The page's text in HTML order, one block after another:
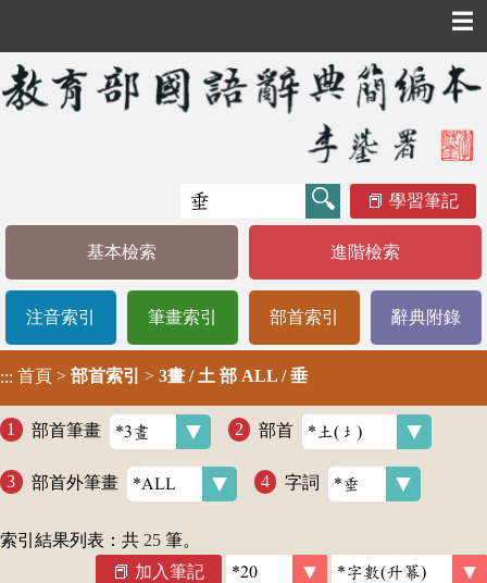
☰
學習筆記
基本檢索 進階檢索
注音索引 筆畫索引 部首索引 辭典附錄
::: 首頁 > 部首索引 > 3畫 / 土 部 ALL / 垂
部首筆畫 部首
部首外筆畫 字詞
索引結果列表：共 25 筆。
加入筆記